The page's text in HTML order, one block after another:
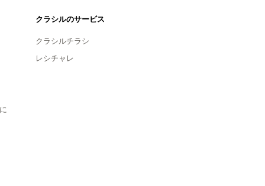
クラシルのサービス
クラシルチラシ
レシチャレ